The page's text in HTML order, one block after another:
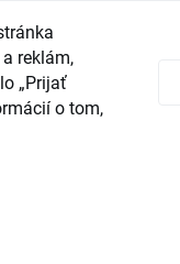
o zrušení
Komisie
Komisie
predpisy
reklám,
„Prijať
o tom,